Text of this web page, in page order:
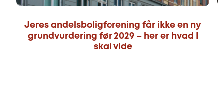
Jeres andelsboligforening får ikke en ny
grundvurdering før 2029 – her er hvad I
skal vide